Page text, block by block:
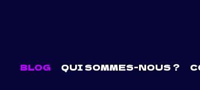
BLOG QUI SOMMES-NOUS ?